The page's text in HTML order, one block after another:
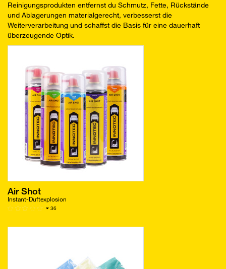
Reinigungsprodukten entfernst du Schmutz, Fette, Rückstände
und Ablagerungen materialgerecht, verbesserst die
Weiterverarbeitung und schaffst die Basis für eine dauerhaft
überzeugende Optik.
Air Shot
Instant-Duftexplosion
36